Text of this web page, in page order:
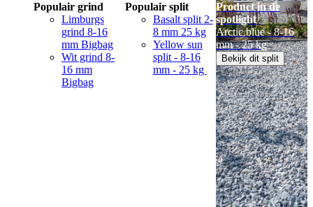
Populair grind
Limburgs
grind 8-16
mm Bigbag
Wit grind 8-
16 mm
Bigbag
Populair split
Basalt split 2-
8 mm 25 kg
Yellow sun
split - 8-16
mm - 25 kg
Product in de
spotlight
Arctic blue - 8-16
mm - 25 kg
Bekijk dit split